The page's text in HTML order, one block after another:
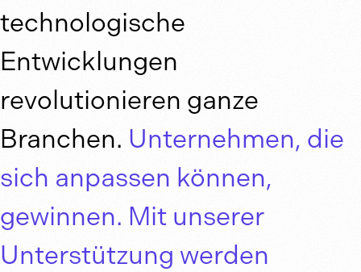
technologische
Entwicklungen
revolutionieren ganze
Branchen. Unternehmen, die
sich anpassen können,
gewinnen. Mit unserer
Unterstützung werden